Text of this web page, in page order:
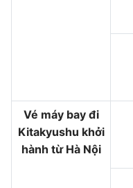
Vé máy bay đi
Kitakyushu khởi
hành từ Hà Nội